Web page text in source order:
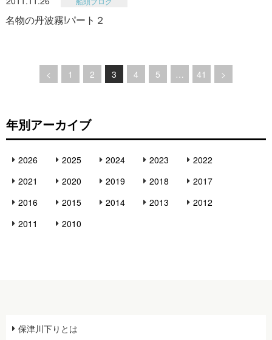
名物の丹波霧!パート２
ジ
へ
の
リ
ン
< 1 2 3 4 5 … 41 >
年別アーカイブ
2026 2025 2024 2023
2022
2021
2020 2019 2018
2017
2016
2015 2014 2013
2012
2011
2010
保津川下りとは